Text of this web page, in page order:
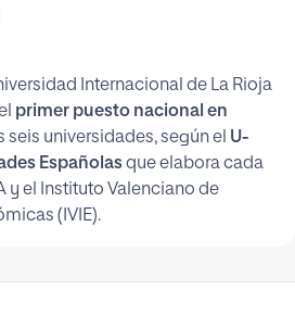
Internacional de La Rioja
primer puesto nacional en
seis universidades, según el U-
Españolasque elabora cada
y el Instituto Valenciano de
(IVIE).